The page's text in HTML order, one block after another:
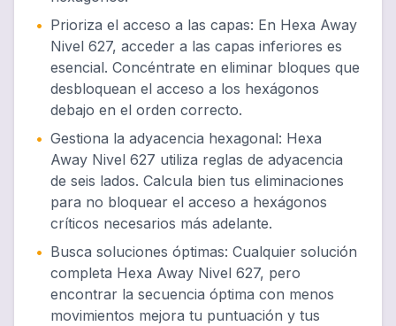
• Prioriza el acceso a las capas: En Hexa Away
Nivel 627, acceder a las capas inferiores es
esencial. Concéntrate en eliminar bloques que
desbloquean el acceso a los hexágonos
debajo en el orden correcto.
• Gestiona la adyacencia hexagonal: Hexa
Away Nivel 627 utiliza reglas de adyacencia
de seis lados. Calcula bien tus eliminaciones
para no bloquear el acceso a hexágonos
críticos necesarios más adelante.
• Busca soluciones óptimas: Cualquier solución
completa Hexa Away Nivel 627, pero
encontrar la secuencia óptima con menos
movimientos mejora tu puntuación y tus